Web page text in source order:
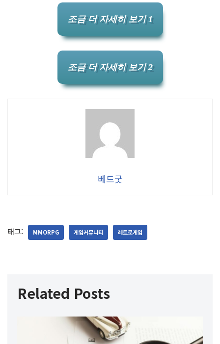
조금 더 자세히 보기 1
조금 더 자세히 보기 2
베드굿
태그: MMORPG 게임커뮤니티 레트로게임
Related Posts